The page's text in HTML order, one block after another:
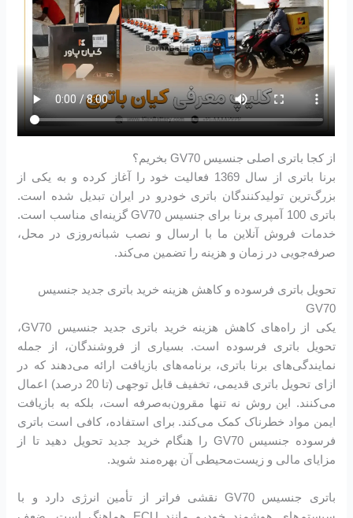
از کجا باتری اصلی جنسیس GV70 بخریم؟
برنا باتری از سال 1369 فعالیت خود را آغاز کرده و به یکی از
بزرگ‌ترین تولیدکنندگان باتری خودرو در ایران تبدیل شده است.
باتری 100 آمپری برنا برای جنسیس GV70 گزینه‌ای مناسب است.
خدمات فروش آنلاین ما با ارسال و نصب شبانه‌روزی در محل،
صرفه‌جویی در زمان و هزینه را تضمین می‌کند.
تحویل باتری فرسوده و کاهش هزینه خرید باتری جدید جنسیس
GV70
یکی از راه‌های کاهش هزینه خرید باتری جدید جنسیس GV70،
تحویل باتری فرسوده است. بسیاری از فروشندگان، از جمله
نمایندگی‌های برنا باتری، برنامه‌های بازیافت ارائه می‌دهند که در
ازای تحویل باتری قدیمی، تخفیف قابل توجهی (تا 20 درصد) اعمال
می‌کنند. این روش نه تنها مقرون‌به‌صرفه است، بلکه به بازیافت
ایمن مواد خطرناک کمک می‌کند. برای استفاده، کافی است باتری
فرسوده جنسیس GV70 را هنگام خرید جدید تحویل دهید تا از
مزایای مالی و زیست‌محیطی آن بهره‌مند شوید.
باتری جنسیس GV70 نقشی فراتر از تأمین انرژی دارد و با